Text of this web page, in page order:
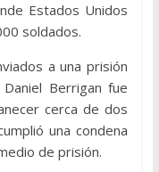
Estados Unidos
soldados.
a una prisión
Berrigan fue
cerca de dos
una condena
de prisión.